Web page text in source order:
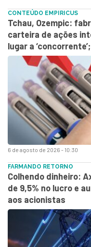
6 de agosto de 2026 - 10:30
CONTEÚDO EMPIRICUS
Tchau, Ozempic:
carteira de ações
lugar a
FARMANDO RETORNO
Colhendo dinheiro:
de 9,5% no lucro e
aos acionistas